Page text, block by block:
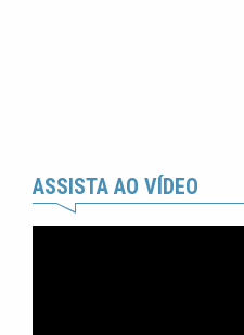
ASSISTA AO VÍDEO